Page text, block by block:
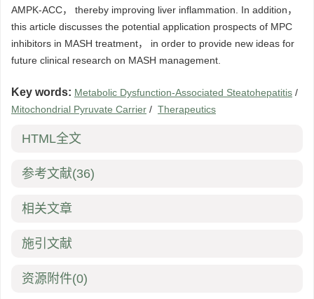
AMPK-ACC， thereby improving liver inflammation. In addition，
this article discusses the potential application prospects of MPC
inhibitors in MASH treatment， in order to provide new ideas for
future clinical research on MASH management.
Key words: Metabolic Dysfunction-Associated Steatohepatitis /
Mitochondrial Pyruvate Carrier / Therapeutics
HTML全文
参考文献(36)
相关文章
施引文献
资源附件(0)